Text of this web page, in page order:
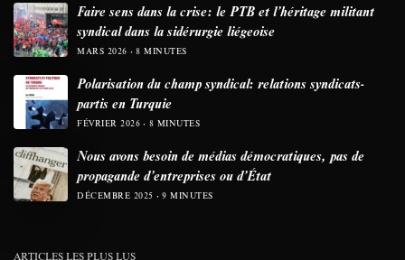
Faire sens dans la crise: le PTB et l’héritage militant
syndical dans la sidérurgie liégeoise
MARS 2026 8 MINUTES
Polarisation du champ syndical: relations syndicats-
partis en Turquie
FÉVRIER 2026 8 MINUTES
Nous avons besoin de médias démocratiques, pas de
propagande d’entreprises ou d’État
DÉCEMBRE 2025 9 MINUTES
ARTICLES LES PLUS LUS